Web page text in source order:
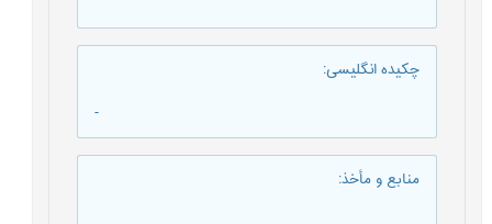
چکیده انگلیسی:
منابع و مأخذ: